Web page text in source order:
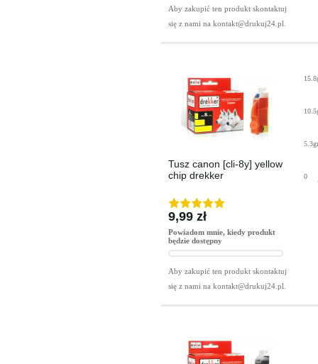
Aby zakupić ten produkt skontaktuj
się z nami na kontakt@drukuj24.pl
Tusz canon [cli-8y] yellow
chip drekker
9,99 zł
Powiadom mnie, kiedy produkt
będzie dostępny
Aby zakupić ten produkt skontaktuj
się z nami na kontakt@drukuj24.pl
5.3gr
0